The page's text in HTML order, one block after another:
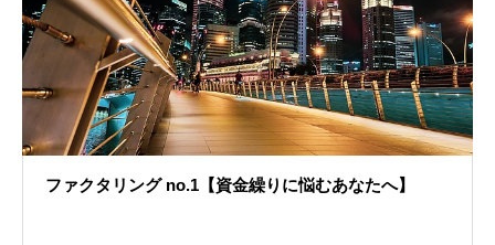
ファクタリング no.1【資金繰りに悩むあなたへ】